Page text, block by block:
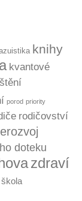
knihy
kvantové
porod priority
rodičovství
doteku
zdraví
škola